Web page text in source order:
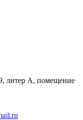
литер А, помещение